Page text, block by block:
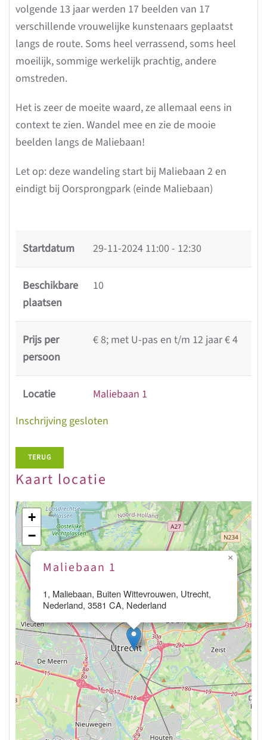
volgende 13 jaar werden 17 beelden van 17
verschillende vrouwelijke kunstenaars geplaatst
langs de route. Soms heel verrassend, soms heel
moeilijk, sommige werkelijk prachtig, andere
omstreden.
Het is zeer de moeite waard, ze allemaal eens in
context te zien. Wandel mee en zie de mooie
beelden langs de Maliebaan!
Let op: deze wandeling start bij Maliebaan 2 en
eindigt bij Oorsprongpark (einde Maliebaan)
Startdatum 29-11-2024 11:00 - 12:30
Beschikbare
plaatsen
10
Prijs per
persoon
€ 8; met U-pas en t/m 12 jaar € 4
Locatie
Maliebaan 1
Inschrijving gesloten
TERUG
Kaart locatie
Maliebaan 1
1, Maliebaan, Buiten Wittevrouwen, Utrecht,
Nederland, 3581 CA, Nederland
×
+
−